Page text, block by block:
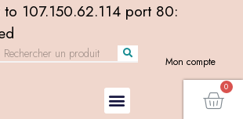
to 107.150.62.114 port 80:
Mon compte